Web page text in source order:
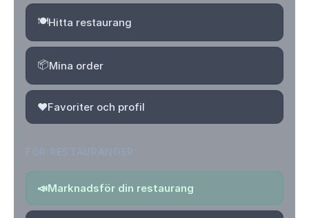
🍽️Hitta restaurang
📦Mina order
❤️Favoriter och profil
📣Marknadsför din restaurang